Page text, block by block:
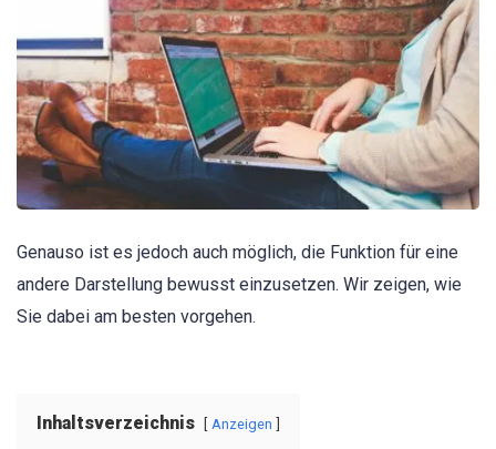
Genauso ist es jedoch auch möglich, die Funktion für eine
andere Darstellung bewusst einzusetzen. Wir zeigen, wie
Sie dabei am besten vorgehen.
Inhaltsverzeichnis Anzeigen